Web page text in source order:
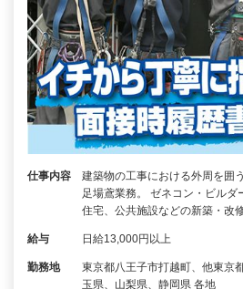
仕事内容
建築物の工事における外周を囲
足場鳶業務。 ゼネコン・ビル
住宅、公共施設などの新築・改
給与 日給13,000円以上
勤務地
東京都八王子市打越町、他東京
玉県、山梨県、静岡県 各地